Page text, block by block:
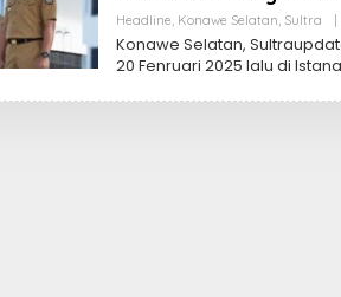
Headline, Konawe Selatan, Sultra
Konawe Selatan,
20 Fenruari 2025 lalu di